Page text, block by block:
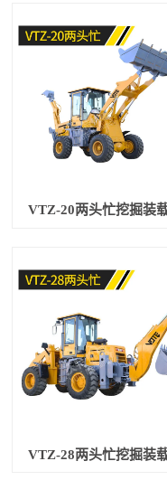
VTZ-20两头忙挖掘装
VTZ-28两头忙挖掘装